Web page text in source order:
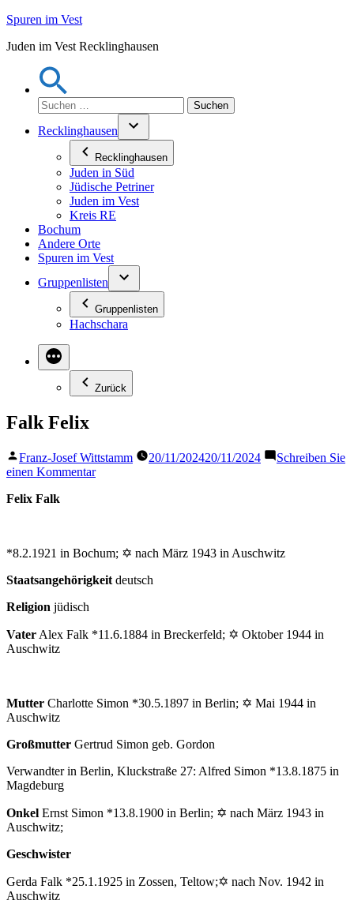
Zum
springen
Spuren im Vest
Juden im Vest Recklinghausen
Suchen
nach:
Recklinghausen
Recklinghausen
Juden in Süd
Jüdische Petriner
Juden im Vest
Kreis RE
Bochum
Andere Orte
Spuren im Vest
Gruppenlisten
Gruppenlisten
Hachschara
Zurück
Falk Felix
Veröffentlicht
von
Franz-Josef Wittstamm 20/11/202420/11/2024
Schreiben Sie
einen Kommentarzu
Felix Falk
*8.2.1921 in Bochum; ✡ nach März 1943 in Auschwitz
Staatsangehörigkeit deutsch
Religion jüdisch
Vater Alex Falk *11.6.1884 in Breckerfeld; ✡ Oktober 1944 in
Auschwitz
Mutter Charlotte Simon *30.5.1897 in Berlin; ✡ Mai 1944 in
Auschwitz
Großmutter Gertrud Simon geb. Gordon
Verwandter in Berlin, Kluckstraße 27: Alfred Simon *13.8.1875 in
Magdeburg
Onkel Ernst Simon *13.8.1900 in Berlin; ✡ nach März 1943 in
Auschwitz;
Geschwister
Gerda Falk *25.1.1925 in Zossen, Teltow;✡ nach Nov. 1942 in
Auschwitz